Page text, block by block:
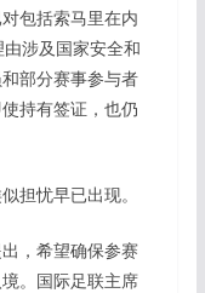
包括索马里在内
涉及国家安全和
部分赛事参与者
持有签证，也仍
忧早已出现。
，希望确保参赛
。国际足联主席